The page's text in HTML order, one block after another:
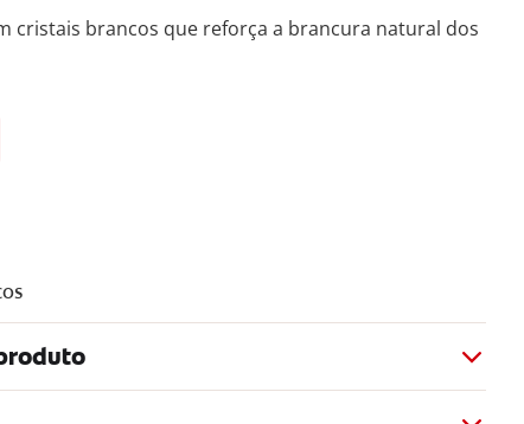
cristais brancos que reforça a brancura natural dos